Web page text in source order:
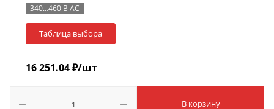
340…460 В AC
Таблица выбора
16 251.04₽/шт
В корзину